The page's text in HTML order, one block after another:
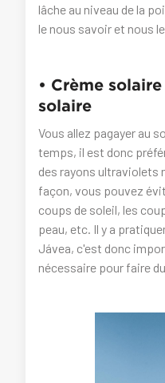
lâche au niveau de la
le nous savoir et nous
• Crème
solaire
Vous allez pagayer au
temps, il est donc
des rayons ultraviolets
façon, vous pouvez
coups de soleil, les
peau, etc. Il y a
Jávea, c'est donc
nécessaire pour faire